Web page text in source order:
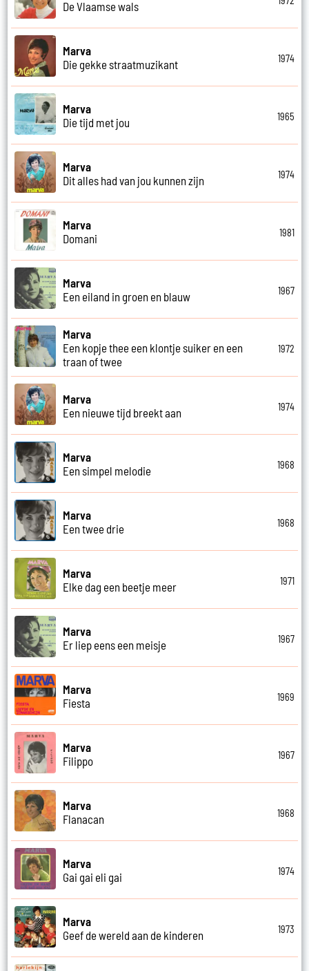
De Vlaamse wals
Marva
Die gekke straatmuzikant
1974
Marva
Die tijd met jou
1965
Marva
Dit alles had van jou kunnen zijn
1974
Marva
Domani
1981
Marva
Een eiland in groen en blauw
1967
Marva
Een kopje thee een klontje suiker en een
traan of twee
1972
Marva
Een nieuwe tijd breekt aan
1974
Marva
Een simpel melodie
1968
Marva
Een twee drie
1968
Marva
Elke dag een beetje meer
1971
Marva
Er liep eens een meisje
1967
Marva
Fiesta
1969
Marva
Filippo
1967
Marva
Flanacan
1968
Marva
Gai gai eli gai
1974
Marva
Geef de wereld aan de kinderen
1973